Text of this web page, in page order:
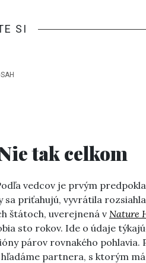
SI
tak celkom
vedcov je prvým
priťahujú, vyvrátila
štátoch, uverejnená v Nature
sto rokov. Ide o údaje
párov rovnakého pohlavia.
partnera, s ktorým